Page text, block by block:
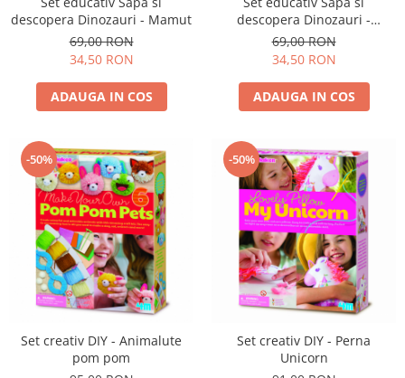
descopera Dinozauri - Mamut
69,00 RON
34,50 RON
ADAUGA IN COS
descopera Dinozauri -
Stegosaurus
69,00 RON
34,50 RON
ADAUGA IN COS
-50%
Set creativ DIY - Animalute
pom pom
-50%
Set creativ DIY - Perna
Unicorn